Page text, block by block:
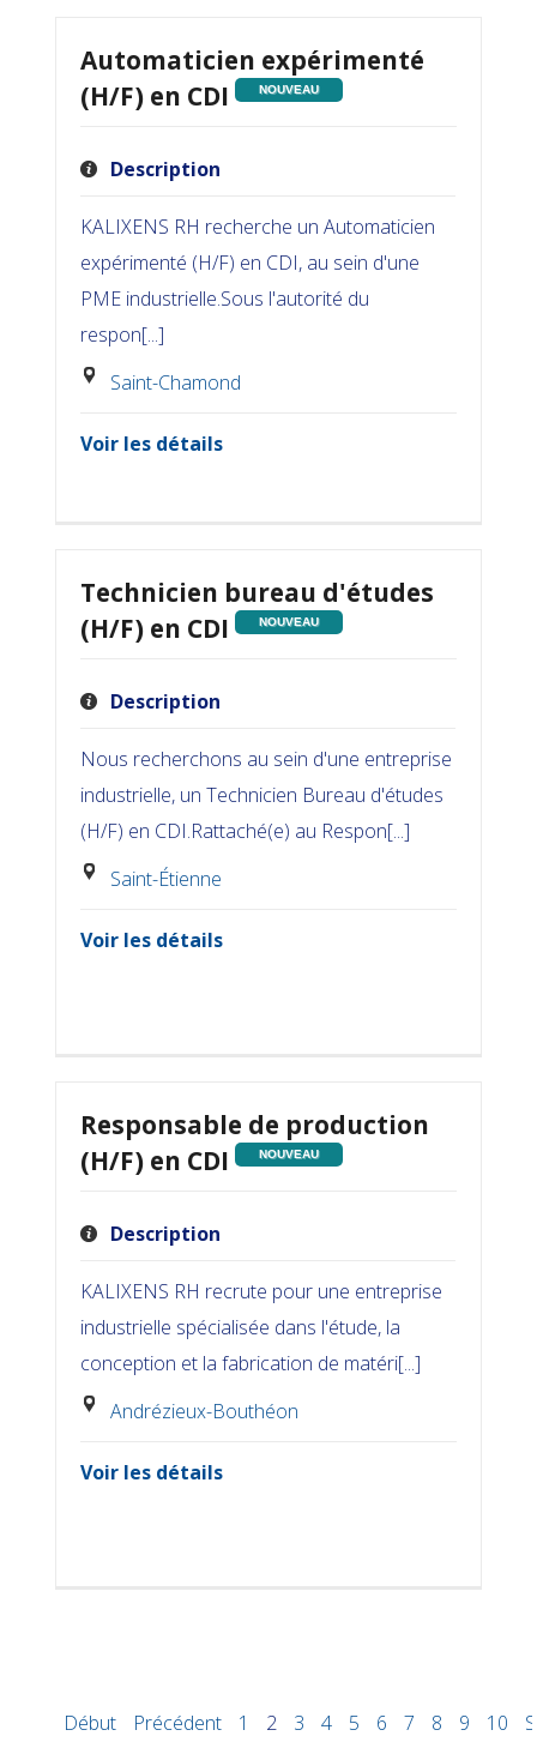
Automaticien expérimenté
(H/F) en CDI
NOUVEAU
Description
KALIXENS RH recherche un Automaticien
expérimenté (H/F) en CDI, au sein d'une
PME industrielle.Sous l'autorité du
respon[...]
Saint-Chamond
Voir les détails
Technicien bureau d'études
(H/F) en CDI
NOUVEAU
Description
Nous recherchons au sein d'une entreprise
industrielle, un Technicien Bureau d'études
(H/F) en CDI.Rattaché(e) au Respon[...]
Saint-Étienne
Voir les détails
Responsable de production
(H/F) en CDI
NOUVEAU
Description
KALIXENS RH recrute pour une entreprise
industrielle spécialisée dans l'étude, la
conception et la fabrication de matéri[...]
Andrézieux-Bouthéon
Voir les détails
Début Précédent 1 2 3 4 5 6 7 8 9 10